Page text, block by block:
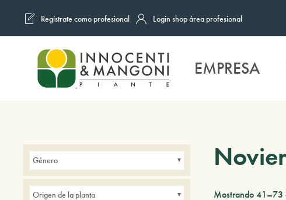
Skip to main content
Regístrate como profesional Login shop área profesional
EMPRESA
Mostrando 41–73
Género
Origen de la planta